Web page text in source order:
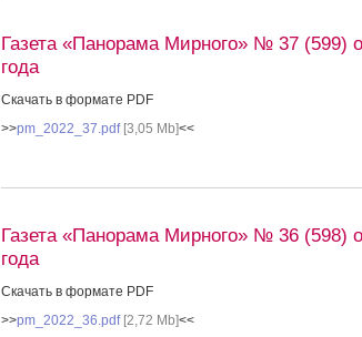
Газета «Панорама Мирного» № 37 (599)
года
Скачать в формате PDF
>>pm_2022_37.pdf[3,05 Mb]<<
Газета «Панорама Мирного» № 36 (598)
года
Скачать в формате PDF
>>pm_2022_36.pdf[2,72 Mb]<<